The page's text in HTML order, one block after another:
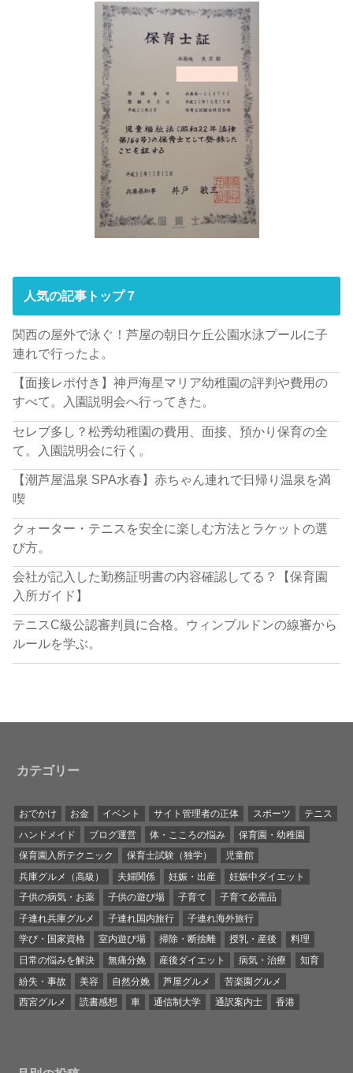
人気の記事トップ７
関西の屋外で泳ぐ！芦屋の朝日ケ丘公園水泳プールに子
連れで行ったよ。
【面接レポ付き】神戸海星マリア幼稚園の評判や費用の
すべて。入園説明会へ行ってきた。
セレブ多し？松秀幼稚園の費用、面接、預かり保育の全
て。入園説明会に行く。
【潮芦屋温泉 SPA水春】赤ちゃん連れで日帰り温泉を満
喫
クォーター・テニスを安全に楽しむ方法とラケットの選
び方。
会社が記入した勤務証明書の内容確認してる？【保育園
入所ガイド】
テニスC級公認審判員に合格。ウィンブルドンの線審から
ルールを学ぶ。
カテゴリー
おでかけ お金 イベント サイト管理者の正体 スポーツ
テニス
ハンドメイド
ブログ運営 体・こころの悩み
保育園・幼稚園
保育園入所テクニック
保育士試験（独学）
児童館
兵庫グルメ（高級）
夫婦関係 妊娠・出産
妊娠中ダイエット
子供の病気・お薬
子供の遊び場 子育て
子育て必需品
子連れ兵庫グルメ
子連れ国内旅行
子連れ海外旅行
学び・国家資格
室内遊び場 掃除・断捨離 授乳・産後
料理
日常の悩みを解決
無痛分娩 産後ダイエット 病気・治療
知育
紛失・事故
美容 自然分娩 芦屋グルメ
苦楽園グルメ
西宮グルメ
読書感想 車 通信制大学 通訳案内士 香港